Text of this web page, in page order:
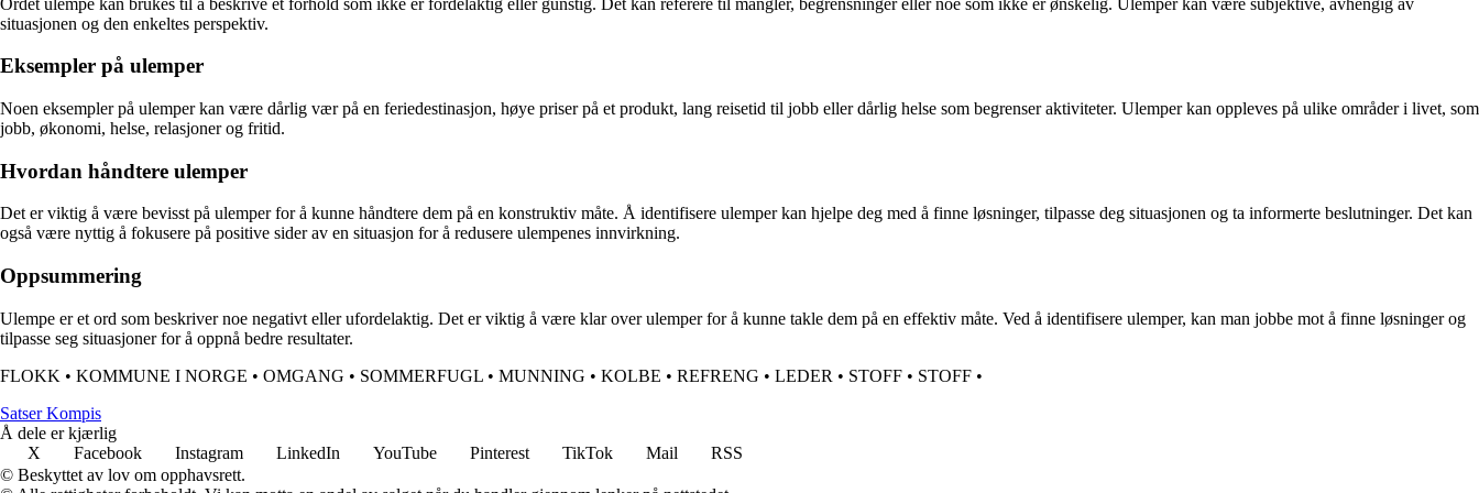
situasjonen og den enkeltes perspektiv.
Eksempler på ulemper
Noen eksempler på ulemper kan være dårlig vær på en feriedestinasjon, høye priser på et produkt, lang reisetid til jobb eller dårlig helse som begrenser aktiviteter. Ulemper kan oppleves på ulike områder i livet, som
jobb, økonomi, helse, relasjoner og fritid.
Hvordan håndtere ulemper
Det er viktig å være bevisst på ulemper for å kunne håndtere dem på en konstruktiv måte. Å identifisere ulemper kan hjelpe deg med å finne løsninger, tilpasse deg situasjonen og ta informerte beslutninger. Det kan
også være nyttig å fokusere på positive sider av en situasjon for å redusere ulempenes innvirkning.
Oppsummering
Ulempe er et ord som beskriver noe negativt eller ufordelaktig. Det er viktig å være klar over ulemper for å kunne takle dem på en effektiv måte. Ved å identifisere ulemper, kan man jobbe mot å finne løsninger og
tilpasse seg situasjoner for å oppnå bedre resultater.
FLOKK • KOMMUNE I NORGE • OMGANG • SOMMERFUGL • MUNNING • KOLBE • REFRENG • LEDER • STOFF • STOFF •
Satser Kompis
Å dele er kjærlig
X
Facebook Instagram LinkedIn YouTube Pinterest TikTok Mail
RSS
© Beskyttet av lov om opphavsrett.